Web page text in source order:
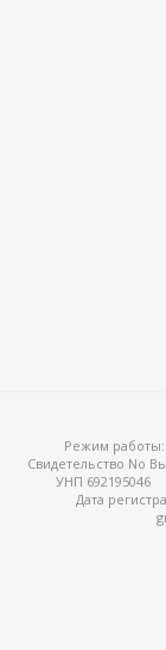
Режим работы:
Свидетельство No
УНП 692195046
Дата